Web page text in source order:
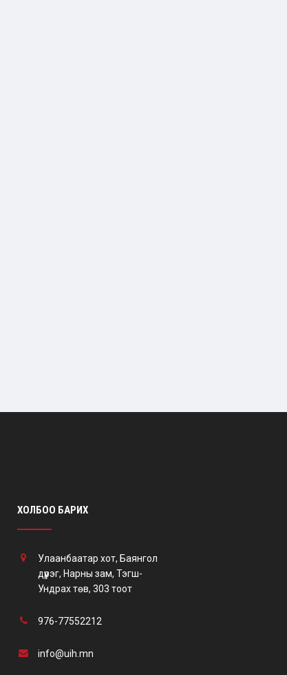
ХОЛБОО БАРИХ
Улаанбаатар хот, Баянгол
дүүрэг, Нарны зам, Тэгш-
Ундрах төв, 303 тоот
976-77552212
info@uih.mn